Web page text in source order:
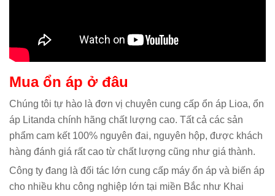
Mua ổn áp ở đâu
Chúng tôi tự hào là đơn vị chuyên cung cấp ổn áp Lioa, ổn
áp Litanda chính hãng chất lượng cao. Tất cả các sản
phẩm cam kết 100% nguyên đai, nguyên hộp, được khách
hàng đánh giá rất cao từ chất lượng cũng như giá thành.
Công ty đang là đối tác lớn cung cấp máy ổn áp và biến áp
cho nhiều khu công nghiệp lớn tại miền Bắc như Khai